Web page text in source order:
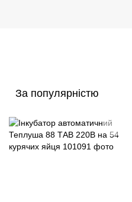
За популярністю